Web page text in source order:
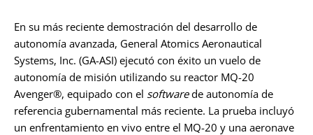
En su más reciente demostración del desarrollo de
autonomía avanzada, General Atomics Aeronautical
Systems, Inc. (GA-ASI) ejecutó con éxito un vuelo de
autonomía de misión utilizando su reactor MQ-20
Avenger®, equipado con el softwarede autonomía de
referencia gubernamental más reciente. La prueba incluyó
un enfrentamiento en vivo entre el MQ-20 y una aeronave